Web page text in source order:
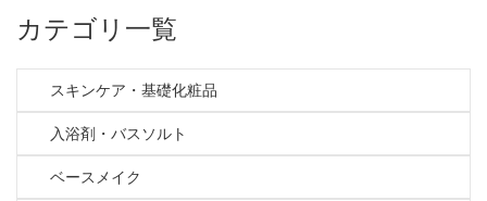
カテゴリ一覧
スキンケア・基礎化粧品
入浴剤・バスソルト
ベースメイク